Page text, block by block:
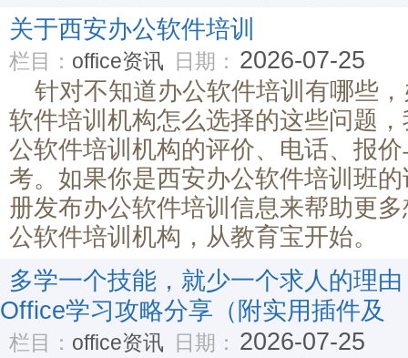
关于西安办公软件培训
栏目： office资讯 日期： 2026-07-25
针对不知道办公软件培训有哪些
软件培训机构怎么选择的这些问题
公软件培训机构的评价、电话、报
考。如果你是西安办公软件培训班
册发布办公软件培训信息来帮助更
公软件培训机构，从教育宝开始。
多学一个技能，就少一个求人的理
Office学习攻略分享（附实用插件及
栏目： office资讯 日期： 2026-07-25